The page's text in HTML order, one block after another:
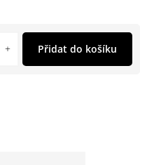
Přidat do košíku